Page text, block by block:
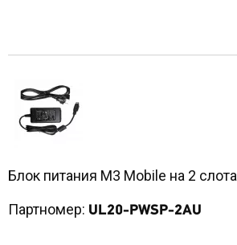
Блок питания M3 Mobile на 2 слота
Партномер: UL20-PWSP-2AU